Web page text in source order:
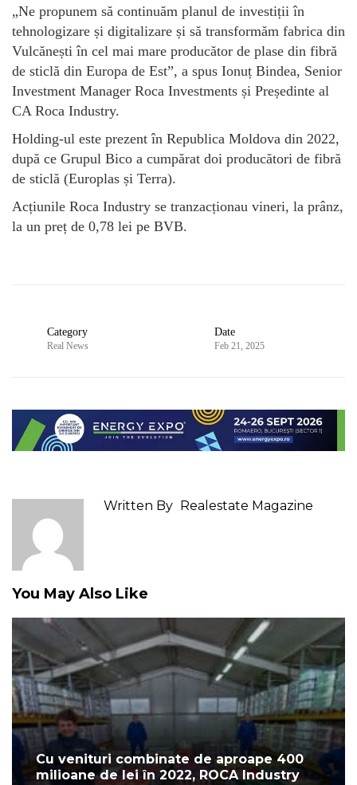
„Ne propunem să continuăm planul de investiții în
tehnologizare și digitalizare și să transformăm fabrica din
Vulcănești în cel mai mare producător de plase din fibră
de sticlă din Europa de Est”, a spus Ionuț Bindea, Senior
Investment Manager Roca Investments și Președinte al
CA Roca Industry.
Holding-ul este prezent în Republica Moldova din 2022,
după ce Grupul Bico a cumpărat doi producători de fibră
de sticlă (Europlas și Terra).
Acțiunile Roca Industry se tranzacționau vineri, la prânz,
la un preț de 0,78 lei pe BVB.
Category
Real News
Date
Feb 21, 2025
Written By Realestate Magazine
You May Also Like
Cu venituri combinate de aproape 400
milioane de lei în 2022, ROCA Industry